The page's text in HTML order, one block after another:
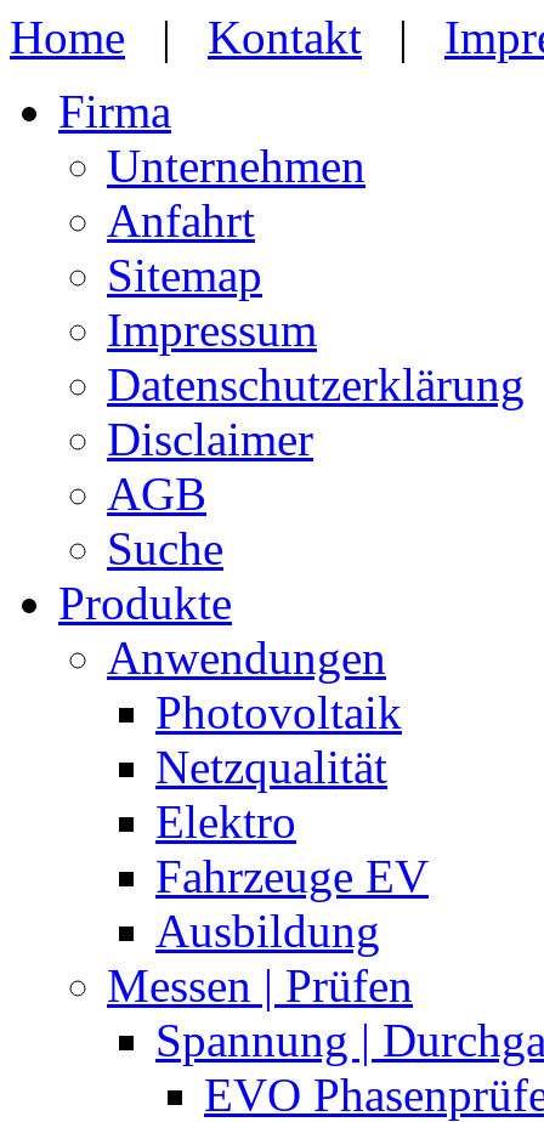
Home | Kontakt |
Firma
Unternehmen
Anfahrt
Sitemap
Impressum
Datenschutzerklärung
Disclaimer
AGB
Suche
Produkte
Anwendungen
Photovoltaik
Netzqualität
Elektro
Fahrzeuge EV
Ausbildung
Messen | Prüfen
Spannung |
EVO